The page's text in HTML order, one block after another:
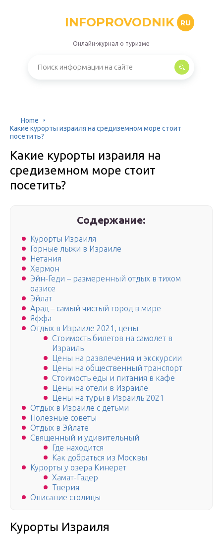
INFOPROVODNIK RU
Онлайн-журнал о туризме
Home
Какие курорты израиля на средиземном море стоит
посетить?
Какие курорты израиля на
средиземном море стоит
посетить?
Содержание:
Курорты Израиля
Горные лыжи в Израиле
Нетания
Хермон
Эйн-Геди – размеренный отдых в тихом
оазисе
Эйлат
Арад – самый чистый город в мире
Яффа
Отдых в Израиле 2021, цены
Стоимость билетов на самолет в
Израиль
Цены на развлечения и экскурсии
Цены на общественный транспорт
Стоимость еды и питания в кафе
Цены на отели в Израиле
Цены на туры в Израиль 2021
Отдых в Израиле с детьми
Полезные советы
Отдых в Эйлате
Священный и удивительный
Где находится
Как добраться из Москвы
Курорты у озера Кинерет
Хамат-Гадер
Тверия
Описание столицы
Курорты Израиля